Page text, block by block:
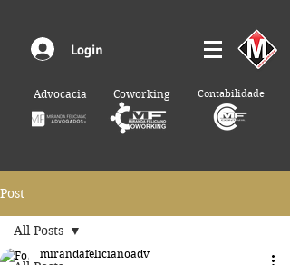
Login
Advocacia Coworking Contabilidade
Post
All Posts
mirandafelicianoadv